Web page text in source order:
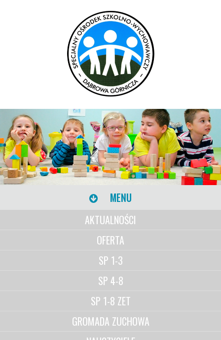
MENU
AKTUALNOŚCI
OFERTA
SP 1-3
SP 4-8
SP 1-8 ZET
GROMADA ZUCHOWA